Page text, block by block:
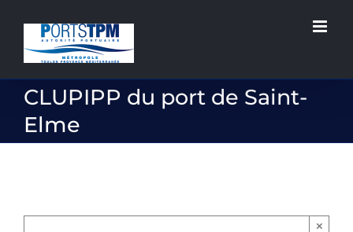
contenu
CLUPIPP du port de Saint-
Elme
×